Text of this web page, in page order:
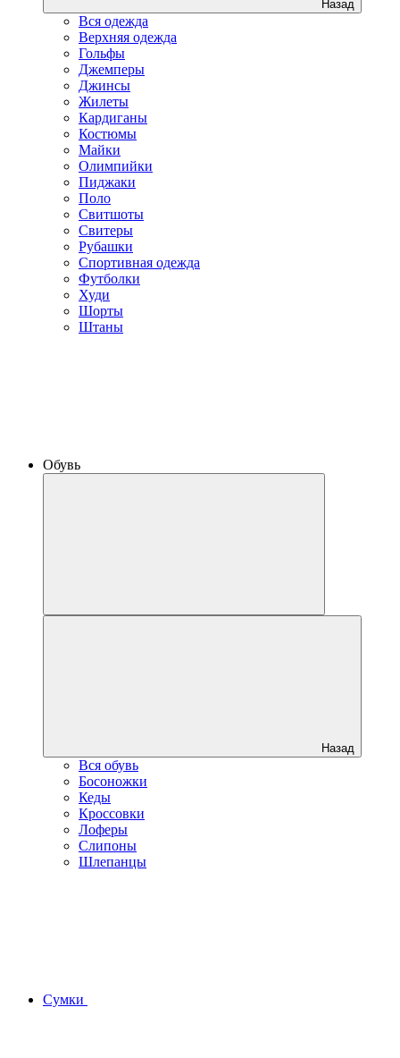
Назад
Вся одежда
Верхняя одежда
Гольфы
Джемперы
Джинсы
Жилеты
Кардиганы
Костюмы
Майки
Олимпийки
Пиджаки
Поло
Свитшоты
Свитеры
Рубашки
Спортивная одежда
Футболки
Худи
Шорты
Штаны
Обувь
Назад
Вся обувь
Босоножки
Кеды
Кроссовки
Лоферы
Слипоны
Шлепанцы
Сумки